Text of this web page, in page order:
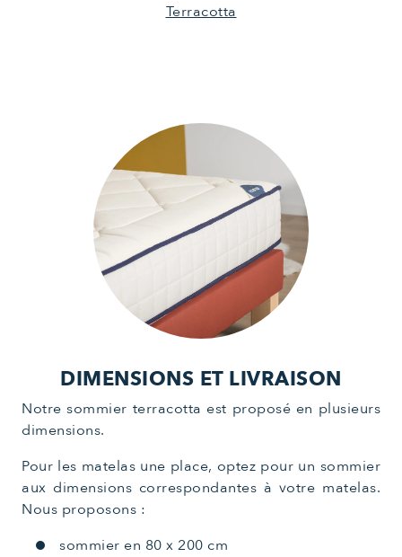
Terracotta
DIMENSIONS ET LIVRAISON
Notre sommier terracotta est proposé en plusieurs
dimensions.
Pour les matelas une place, optez pour un sommier
aux dimensions correspondantes à votre matelas.
Nous proposons :
sommier en 80 x 200 cm